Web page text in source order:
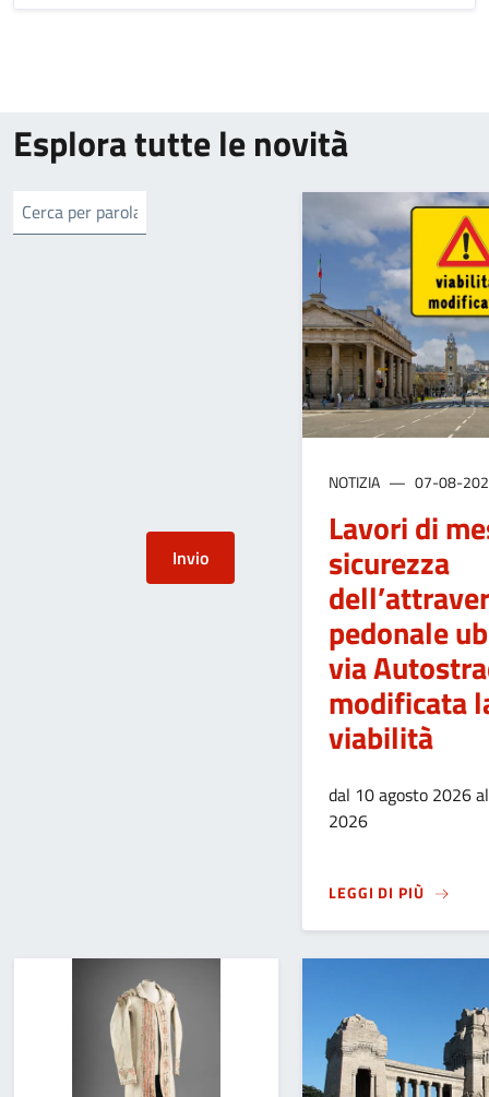
Esplora tutte le novità
NOTIZIA 07-08-
Lavori di
sicurezza
pedonale
via
modificata
viabilità
dal 10 agosto 2026
2026
LEGGI DI PIÙSU